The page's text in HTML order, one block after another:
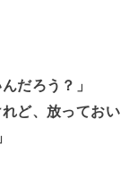
だろう？」
ど、放っておい